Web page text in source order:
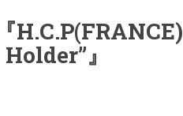
H.C.P(FRANCE)
』